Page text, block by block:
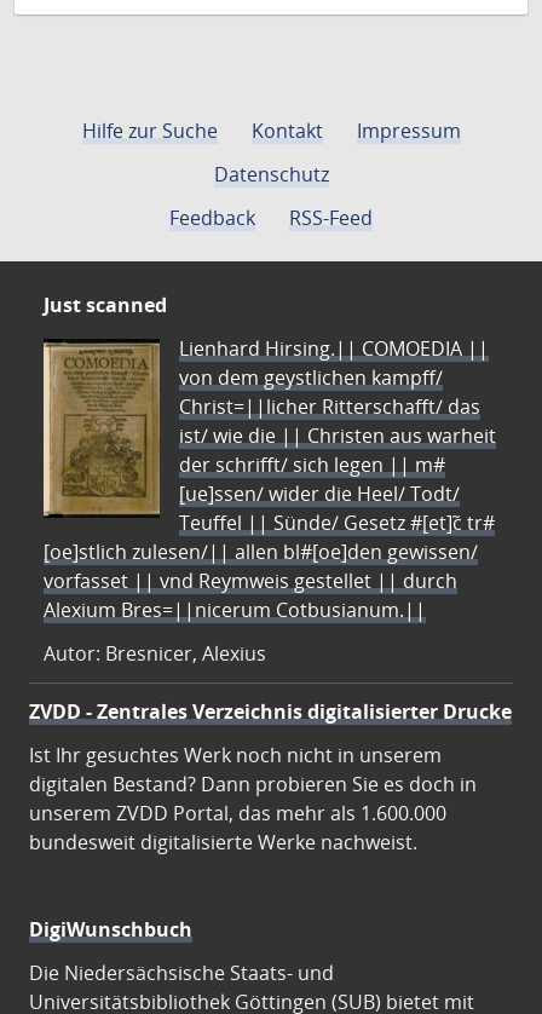
Hilfe zur Suche Kontakt
Impressum
Datenschutz
Feedback
RSS-Feed
Just scanned
Lienhard Hirsing.|| COMOEDIA ||
von dem geystlichen kampff/
Christ=||licher Ritterschafft/ das
ist/ wie die || Christen aus warheit
der schrifft/ sich legen || m#
[ue]ssen/ wider die Heel/ Todt/
Teuffel || Sünde/ Gesetz #[et]c̃ tr#
[oe]stlich zulesen/|| allen bl#[oe]den gewissen/
vorfasset || vnd Reymweis gestellet || durch
Alexium Bres=||nicerum Cotbusianum.||
Autor: Bresnicer, Alexius
ZVDD - Zentrales Verzeichnis digitalisierter Drucke
Ist Ihr gesuchtes Werk noch nicht in unserem
digitalen Bestand? Dann probieren Sie es doch in
unserem ZVDD Portal, das mehr als 1.600.000
bundesweit digitalisierte Werke nachweist.
DigiWunschbuch
Die Niedersächsische Staats- und
Universitätsbibliothek Göttingen (SUB) bietet mit